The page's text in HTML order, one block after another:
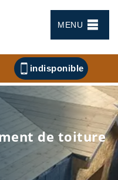
MENU
indisponible
de toiture